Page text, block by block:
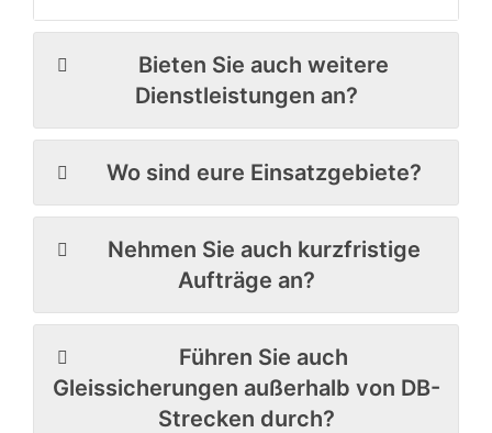
Bieten Sie auch weitere
Dienstleistungen an?
Wo sind eure Einsatzgebiete?
Nehmen Sie auch kurzfristige
Aufträge an?
Führen Sie auch
Gleissicherungen außerhalb von DB-
Strecken durch?